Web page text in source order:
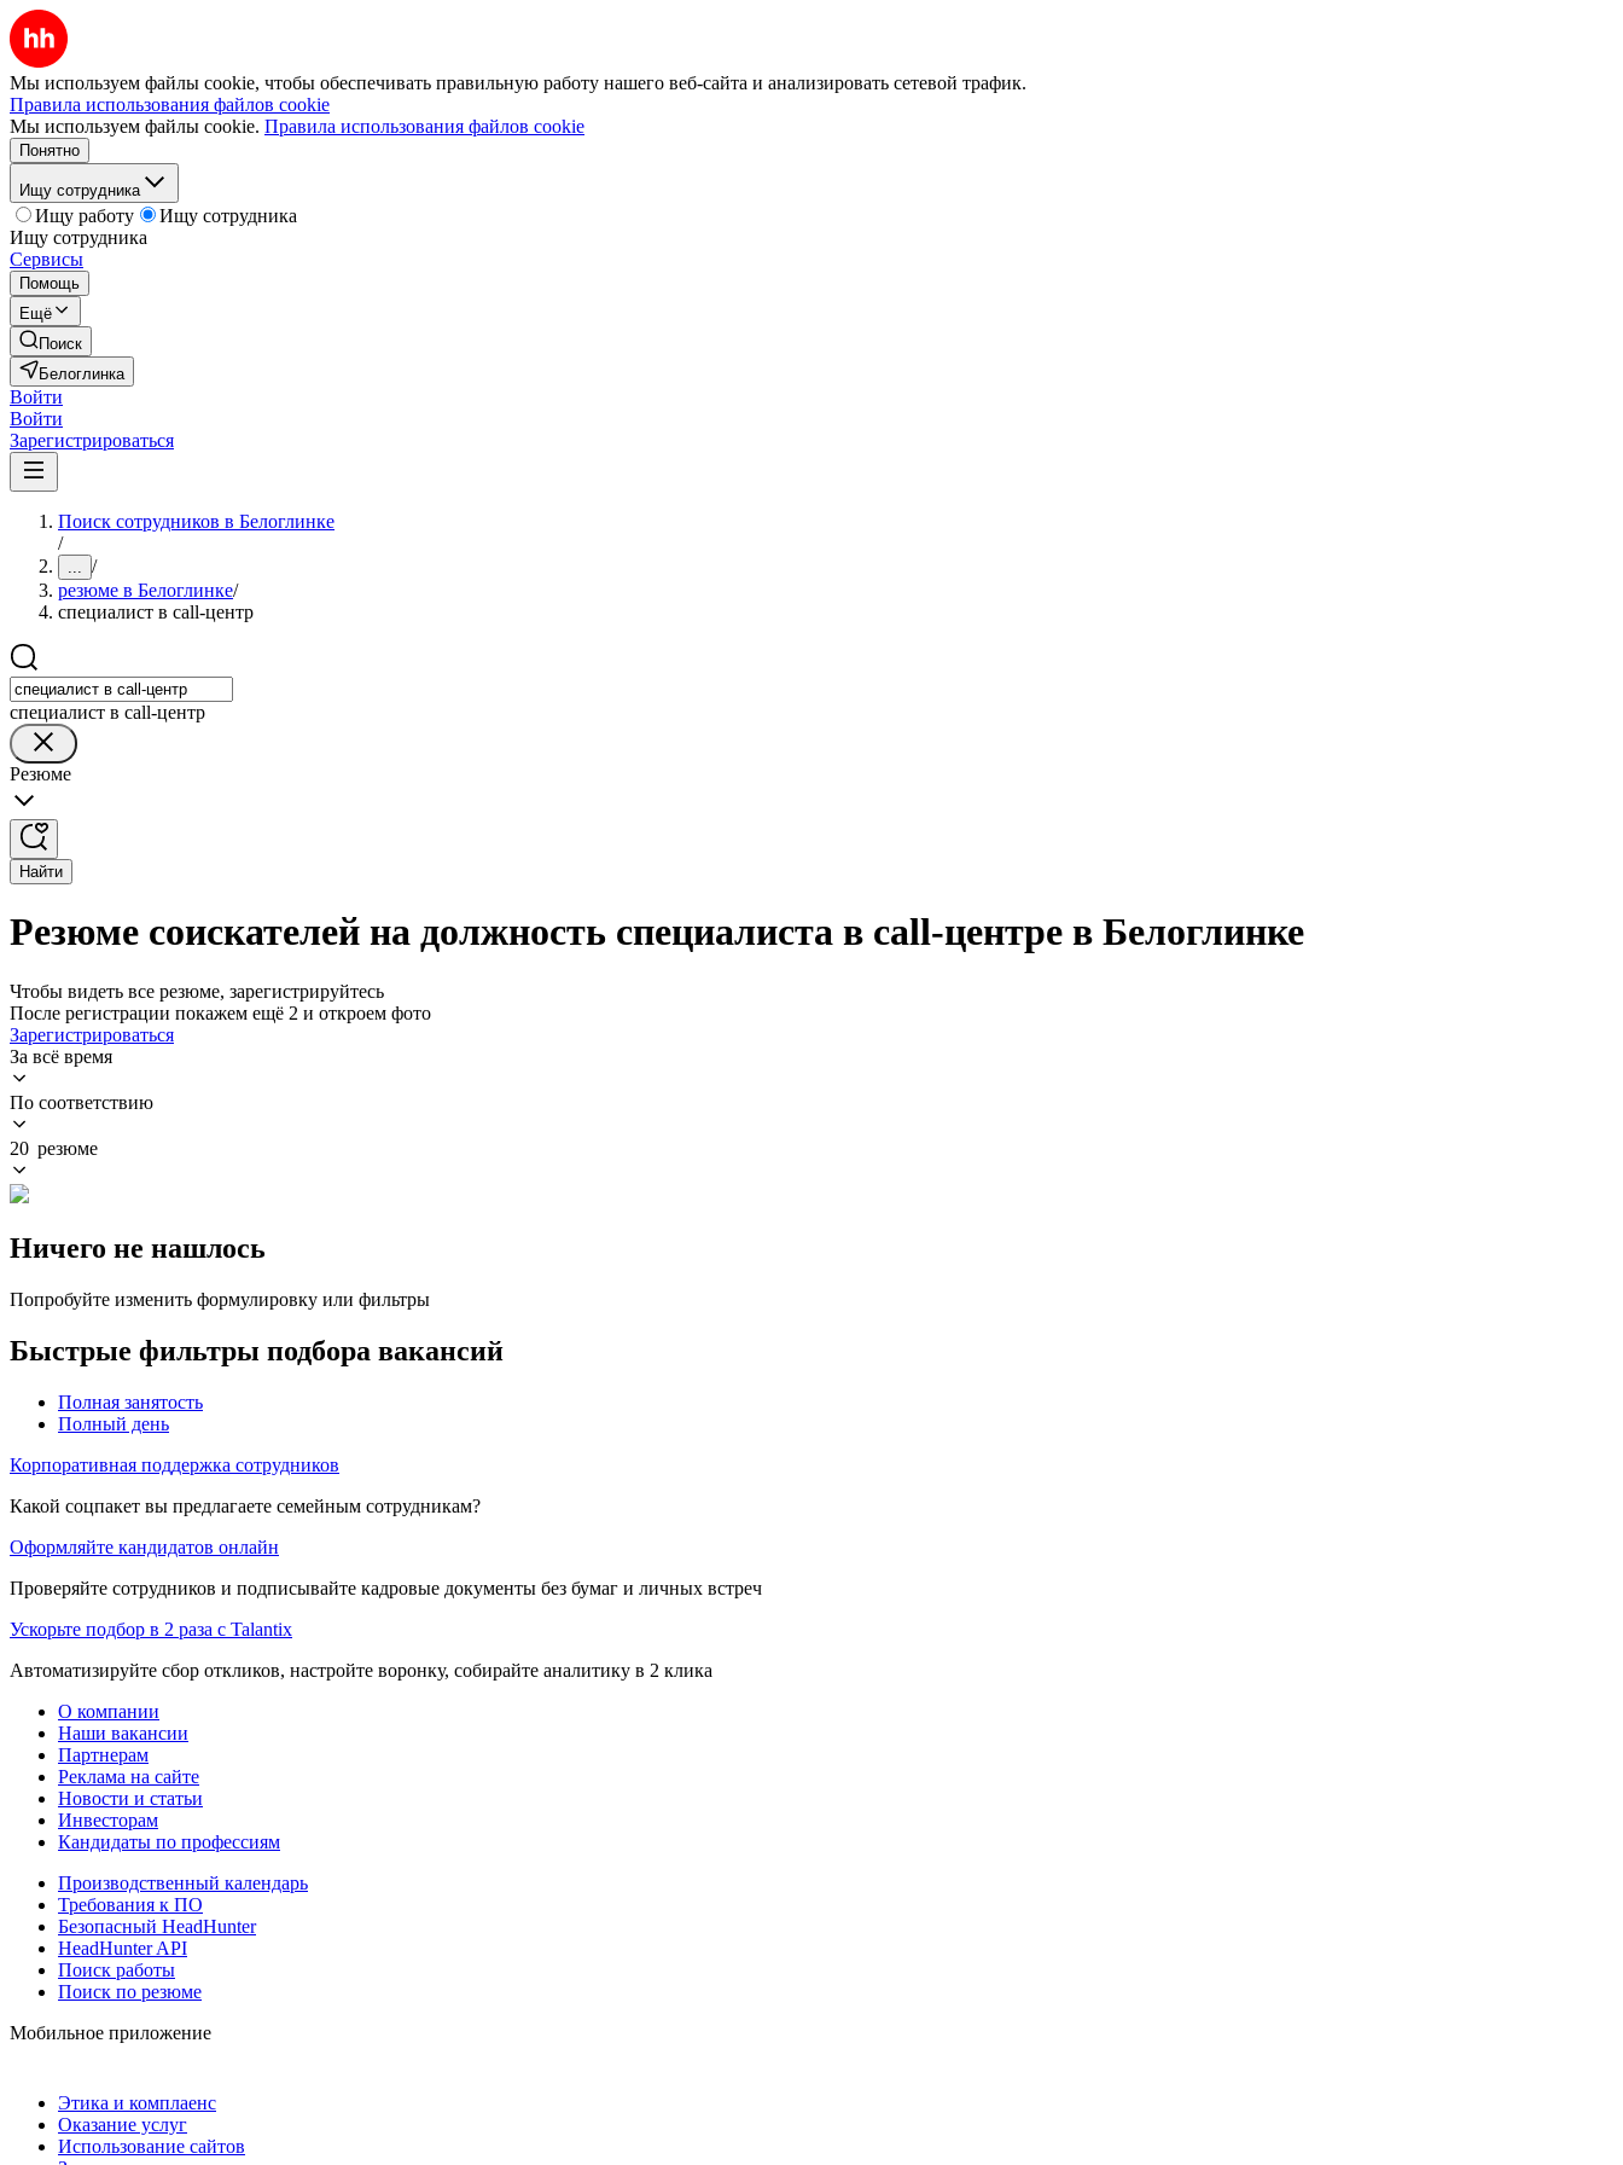
Мы используем файлы cookie, чтобы обеспечивать правильную работу нашего веб-сайта и анализировать сетевой трафик.
Правила использования файлов cookie
Мы используем файлы cookie. Правила использования файлов cookie
Понятно
Ищу сотрудника
Ищу работу
Ищу сотрудника
Ищу сотрудника
Сервисы
Помощь
Ещё
Поиск
Белоглинка
Войти
Войти
Зарегистрироваться
Поиск сотрудников в Белоглинке
/
... /
резюме в Белоглинке/
специалист в call-центр
специалист в call-центр
Резюме
Найти
Резюме соискателей на должность специалиста в call-центре в Белоглинке
Чтобы видеть все резюме, зарегистрируйтесь
После регистрации покажем ещё 2 и откроем фото
Зарегистрироваться
За всё время
По соответствию
20 резюме
Ничего не нашлось
Попробуйте изменить формулировку или фильтры
Быстрые фильтры подбора вакансий
Полная занятость
Полный день
Корпоративная поддержка сотрудников
Какой соцпакет вы предлагаете семейным сотрудникам?
Оформляйте кандидатов онлайн
Проверяйте сотрудников и подписывайте кадровые документы без бумаг и личных встреч
Ускорьте подбор в 2 раза с Talantix
Автоматизируйте сбор откликов, настройте воронку, собирайте аналитику в 2 клика
О компании
Наши вакансии
Партнерам
Реклама на сайте
Новости и статьи
Инвесторам
Кандидаты по профессиям
Производственный календарь
Требования к ПО
Безопасный HeadHunter
HeadHunter API
Поиск работы
Поиск по резюме
Мобильное приложение
Этика и комплаенс
Оказание услуг
Использование сайтов